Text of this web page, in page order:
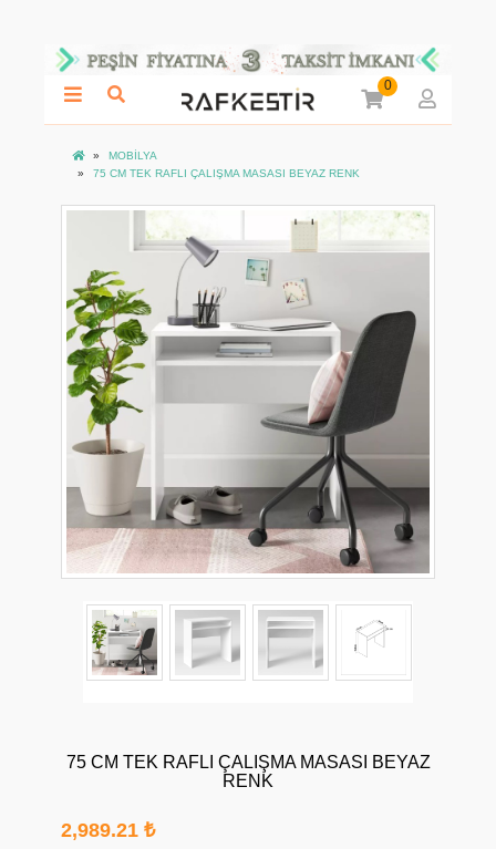
0
MOBİLYA
75 CM TEK RAFLI ÇALIŞMA MASASI BEYAZ RENK
75 CM TEK RAFLI ÇALIŞMA MASASI BEYAZ
RENK
2,989.21 ₺